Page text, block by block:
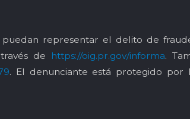
representar el delito de
de https://oig.pr.gov/informa.
. El denunciante está protegido por